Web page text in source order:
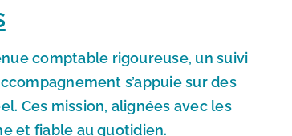
comptable rigoureuse, un suivi
s’appuie sur des
Ces mission, alignées avec les
et fiable au quotidien.